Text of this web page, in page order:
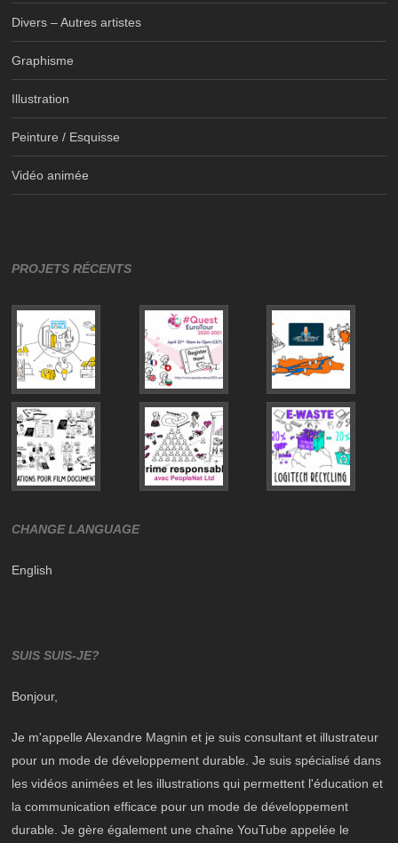
Divers – Autres artistes
Graphisme
Illustration
Peinture / Esquisse
Vidéo animée
PROJETS RÉCENTS
CHANGE LANGUAGE
English
SUIS SUIS-JE?
Bonjour,
Je m'appelle Alexandre Magnin et je suis consultant et illustrateur
pour un mode de développement durable. Je suis spécialisé dans
lesvidéos animées et les illustrations qui permettent l'éducation et
la communication efficace pour un mode de développement
durable. Je gère également une chaîne YouTube appelée le